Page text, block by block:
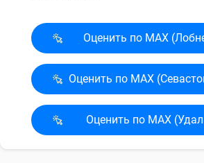
Оценить по MAX
Оценить по MAX
Оценить по MAX